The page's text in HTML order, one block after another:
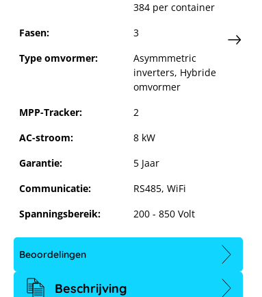
384 per container
Fasen:
3
Type omvormer:
Asymmmetric
inverters, Hybride
omvormer
MPP-Tracker:
2
AC-stroom:
8 kW
Garantie:
5 Jaar
Communicatie:
RS485, WiFi
Spanningsbereik:
200 - 850 Volt
Beoordelingen
Beschrijving